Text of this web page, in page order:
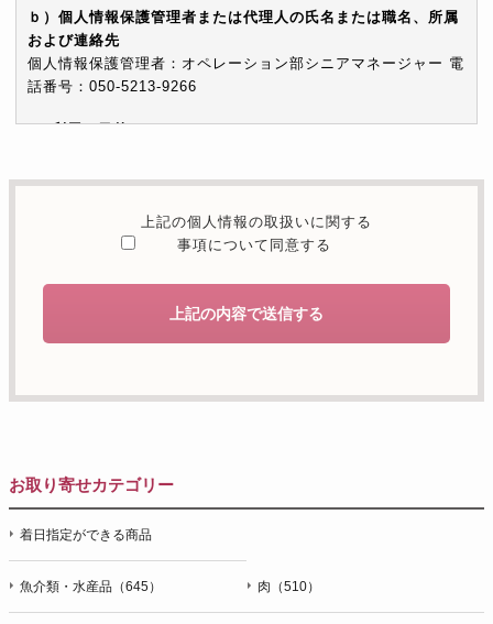
ｂ）個人情報保護管理者または代理人の氏名または職名、所属
および連絡先
個人情報保護管理者：オペレーション部シニアマネージャー 電
話番号：050-5213-9266
c）利用の目的
合わせを適切に受け付け、当社が提供するサービスに関する情
d）個人情報を第三者に提供することが予定される場合の事項
た個人情報を第三者に提供することはありません。
ことがあります。
利用目的の通知・開示・内容の訂正・追加または削除・利用の
停止・消去および第三者への提供の停止（「開示等」といいま
す。）に応じます。開示等のお問合せは下記の連絡先までお願
い致します。
上記の個人情報の取扱いに関する
事項について同意する
上記の内容で送信する
お取り寄せカテゴリー
着日指定ができる商品
魚介類・水産品（645） 肉（510）